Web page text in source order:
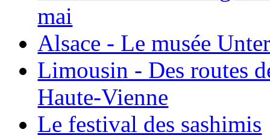
mai
Alsace - Le musée
Limousin - Des routes
Haute-Vienne
Le festival des sashimis